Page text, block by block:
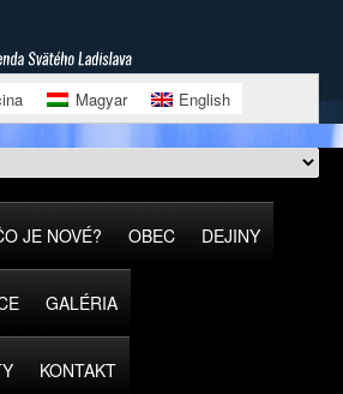
Magyar English
JE NOVÉ? OBEC DEJINY
GALÉRIA
KONTAKT